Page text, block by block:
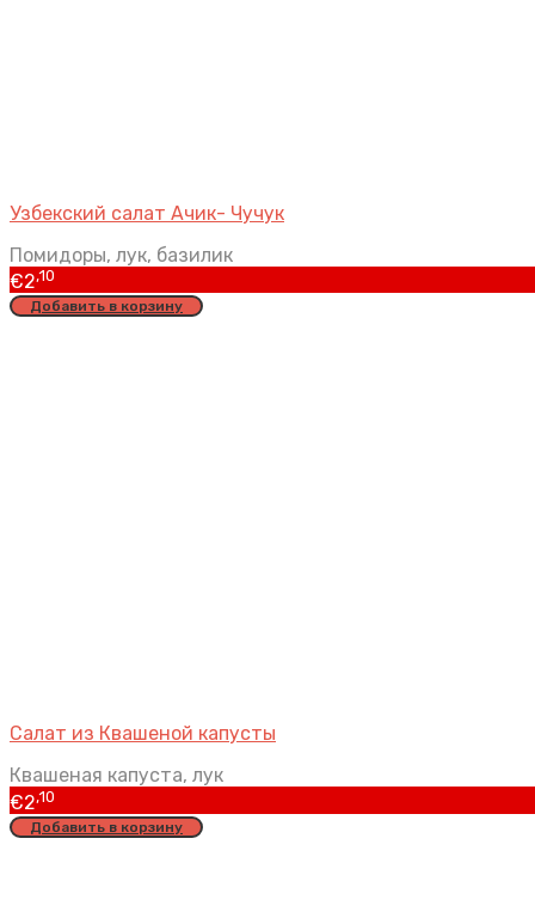
Узбекский салат Ачик- Чучук
Помидоры, лук, базилик
€2,10
Добавить в корзину
Салат из Квашеной капусты
Квашеная капуста, лук
€2,10
Добавить в корзину